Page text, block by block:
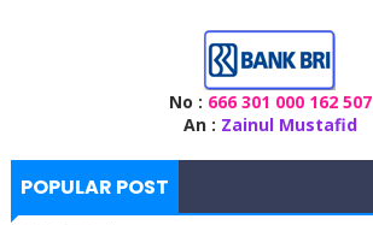
No : 666 301 000 162 507
An : Zainul Mustafid
POPULAR POST